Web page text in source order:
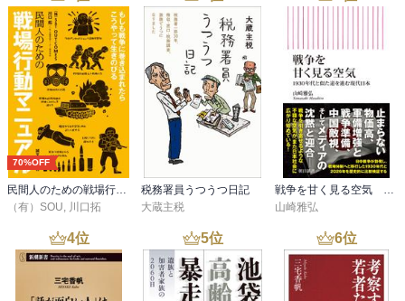
70%OFF
民間人のための戦場行動マニュアル
（有）SOU, 川口拓
税務署員うつうつ日記
大蔵主税
戦争を甘く見る空気 1930年代と似た道を進む現代日本
山崎雅弘
4位 5位 6位